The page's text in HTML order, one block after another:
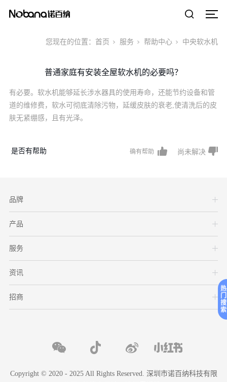
您现在的位置：首页 服务 帮助中心 中央软水机
普通家庭有安装全屋软水机的必要吗？
有必要。软水机能够延长涉水器具的使用寿命，还能节约设备和管
道的维修费，软水可彻底清除污物，延缓皮肤的衰老,使清洗后的皮
肤无紧绷感，且有光泽。
是否有帮助
品牌
产品
服务
资讯
招商
Copyright © 2020 - 2025 All Rights Reserved. 深圳市诺百纳科技有限
热
门
搜
索